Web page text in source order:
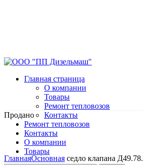
Главная страница
О компании
Товары
Ремонт тепловозов
Контакты
Ремонт тепловозов
Контакты
О компании
Товары
Продано
Нажмите, чтобы увеличить
ГлавнаяОсновная седло клапана